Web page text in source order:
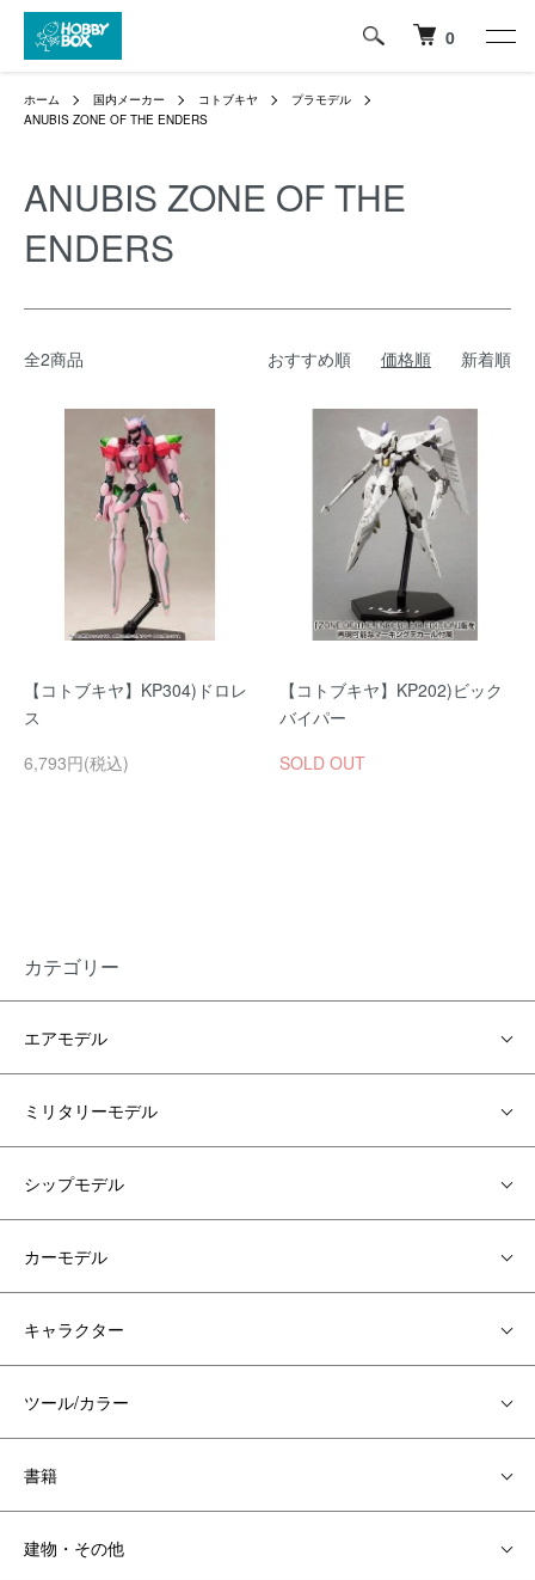
0
ホーム 国内メーカー コトブキヤ
プラモデル
ANUBIS ZONE OF THE ENDERS
ANUBIS ZONE OF THE
ENDERS
全2商品 おすすめ順 価格順 新着順
【コトブキヤ】KP304)ドロレ
ス
6,793円(税込)
【コトブキヤ】KP202)ビック
バイパー
SOLD OUT
カテゴリー
エアモデル
ミリタリーモデル
シップモデル
カーモデル
キャラクター
ツール/カラー
書籍
建物・その他